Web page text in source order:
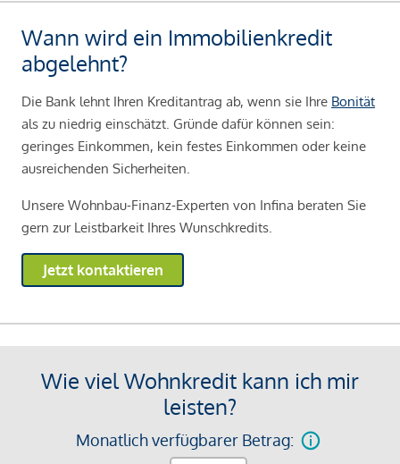
Wann wird ein Immobilienkredit
abgelehnt?
Die Bank lehnt Ihren Kreditantrag ab, wenn sie Ihre Bonität
als zu niedrig einschätzt. Gründe dafür können sein:
geringes Einkommen, kein festes Einkommen oder keine
ausreichenden Sicherheiten.
Unsere Wohnbau-Finanz-Experten von Infina beraten Sie
gern zur Leistbarkeit Ihres Wunschkredits.
Jetzt kontaktieren
Wie viel Wohnkredit kann ich mir
leisten?
Monatlich verfügbarer Betrag: